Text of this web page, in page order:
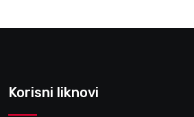
Korisni liknovi